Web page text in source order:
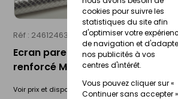
cookies pour suivre les
statistiques du site afin
d'optimiser votre
de navigation et
nos publicités à vos
centres d'intérêt.
Vous pouvez cliquer sur «
Continuer sans accepter »
Réf : 24612463 SIPLAST
Ecran pare-vapeur réfléchissant
renforcé MONARVAP REFLEX 200
Voir prix et disponibilité en magasin